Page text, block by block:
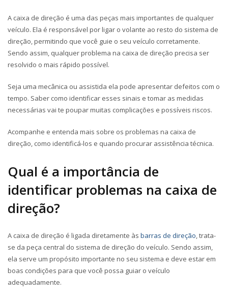
A caixa de direção é uma das peças mais importantes de qualquer
veículo. Ela é responsável por ligar o volante ao resto do sistema de
direção, permitindo que você guie o seu veículo corretamente.
Sendo assim, qualquer problema na caixa de direção precisa ser
resolvido o mais rápido possível.
Seja uma mecânica ou assistida ela pode apresentar defeitos com o
tempo. Saber como identificar esses sinais e tomar as medidas
necessárias vai te poupar muitas complicações e possíveis riscos.
Acompanhe e entenda mais sobre os problemas na caixa de
direção, como identificá-los e quando procurar assistência técnica.
Qual é a importância de
identificar problemas na caixa de
direção?
A caixa de direção é ligada diretamente às barras de direção, trata-
se da peça central do sistema de direção do veículo. Sendo assim,
ela serve um propósito importante no seu sistema e deve estar em
boas condições para que você possa guiar o veículo
adequadamente.